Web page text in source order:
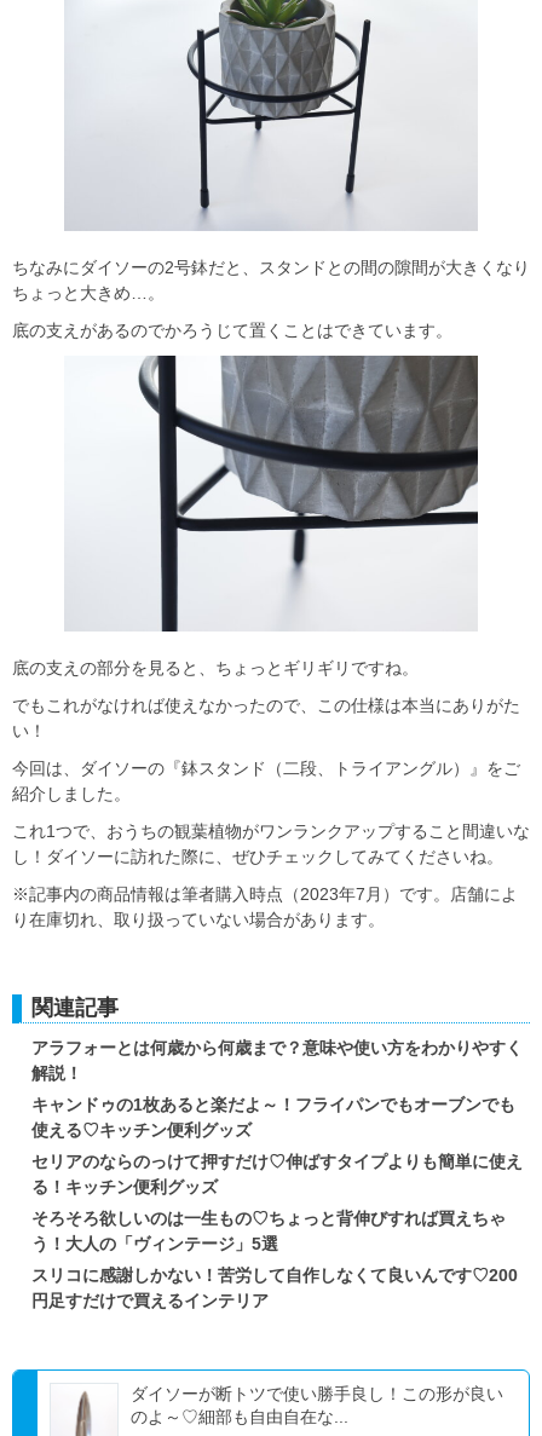
ちなみにダイソーの2号鉢だと、スタンドとの間の隙間が大きくなり
ちょっと大きめ…。
底の支えがあるのでかろうじて置くことはできています。
底の支えの部分を見ると、ちょっとギリギリですね。
でもこれがなければ使えなかったので、この仕様は本当にありがた
い！
今回は、ダイソーの『鉢スタンド（二段、トライアングル）』をご
紹介しました。
これ1つで、おうちの観葉植物がワンランクアップすること間違いな
し！ダイソーに訪れた際に、ぜひチェックしてみてくださいね。
※記事内の商品情報は筆者購入時点（2023年7月）です。店舗によ
り在庫切れ、取り扱っていない場合があります。
関連記事
アラフォーとは何歳から何歳まで？意味や使い方をわかりやすく
解説！
キャンドゥの1枚あると楽だよ～！フライパンでもオーブンでも
使える♡キッチン便利グッズ
セリアのならのっけて押すだけ♡伸ばすタイプよりも簡単に使え
る！キッチン便利グッズ
そろそろ欲しいのは一生もの♡ちょっと背伸びすれば買えちゃ
う！大人の「ヴィンテージ」5選
スリコに感謝しかない！苦労して自作しなくて良いんです♡200
円足すだけで買えるインテリア
ダイソーが断トツで使い勝手良し！この形が良い
のよ～♡細部も自由自在な...